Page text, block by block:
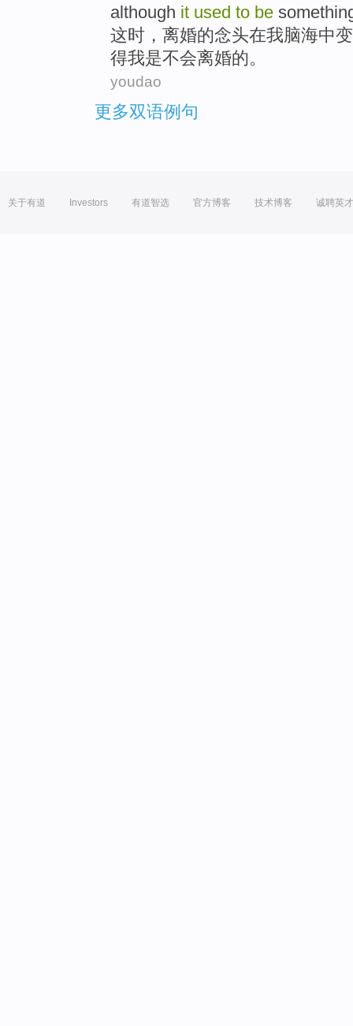
although it used to be
这时 ， 离婚的念头在我脑海中
得我是不会离婚的。
youdao
更多双语例句
关于有道 Investors 有道智选 官方博客 技术博客 诚聘英才